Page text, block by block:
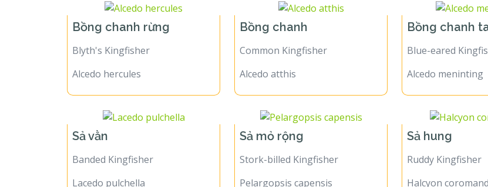
Bồng chanh rừng
Blyth's Kingfisher
Alcedo hercules
Bồng chanh
Common Kingfisher
Alcedo atthis
Bồng chanh
Blue-eared
Alcedo meninting
Sả vằn
Banded Kingfisher
Lacedo pulchella
Sả mỏ rộng
Stork-billed Kingfisher
Pelargopsis capensis
Sả hung
Ruddy Kingfisher
Halcyon